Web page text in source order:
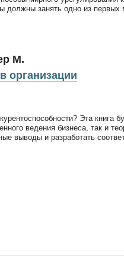
должны занять одно из первых
М.
организации
Эта книга
ведения бизнеса, так и
выводы и разработать